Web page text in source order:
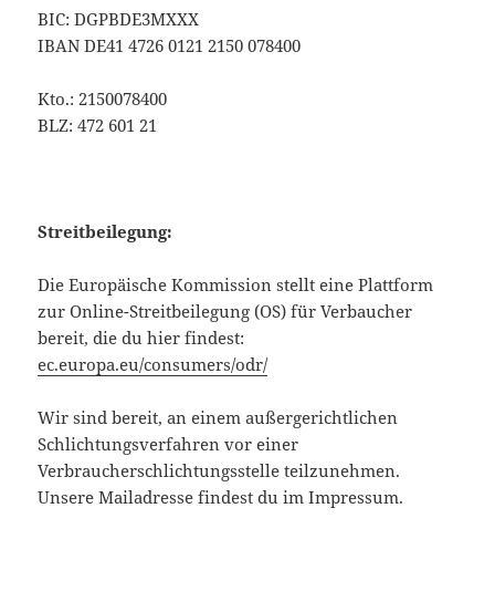
BIC: DGPBDE3MXXX
IBAN DE41 4726 0121 2150 078400
Kto.: 2150078400
BLZ: 472 601 21
Streitbeilegung:
Die Europäische Kommission stellt eine Plattform
zur Online-Streitbeilegung (OS) für Verbaucher
bereit, die du hier findest:
ec.europa.eu/consumers/odr/
Wir sind bereit, an einem außergerichtlichen
Schlichtungsverfahren vor einer
Verbraucherschlichtungsstelle teilzunehmen.
Unsere Mailadresse findest du im Impressum.